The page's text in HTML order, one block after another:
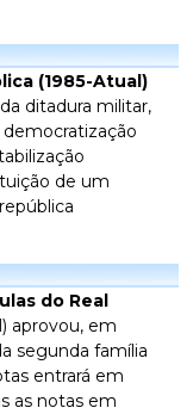
(1985-Atual)
ditadura militar,
de um
do Real
aprovou, em
segunda família
entrará em
as notas em